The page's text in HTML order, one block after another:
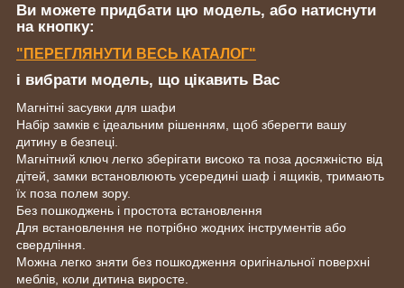
Ви можете придбати цю модель, або натиснути
на кнопку:
"ПЕРЕГЛЯНУТИ ВЕСЬ КАТАЛОГ"
і вибрати модель, що цікавить Вас
Магнітні засувки для шафи
Набір замків є ідеальним рішенням, щоб зберегти вашу
дитину в безпеці.
Магнітний ключ легко зберігати високо та поза досяжністю від
дітей, замки встановлюють усередині шаф і ящиків, тримають
їх поза полем зору.
Без пошкоджень і простота встановлення
Для встановлення не потрібно жодних інструментів або
свердління.
Можна легко зняти без пошкодження оригінальної поверхні
меблів, коли дитина виросте.